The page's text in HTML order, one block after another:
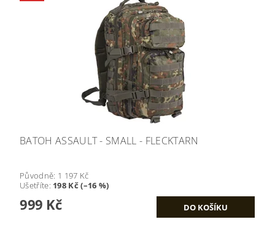
BATOH ASSAULT - SMALL - FLECKTARN
Původně: 1 197 Kč
Ušetříte: 198 Kč (–16 %)
999 Kč